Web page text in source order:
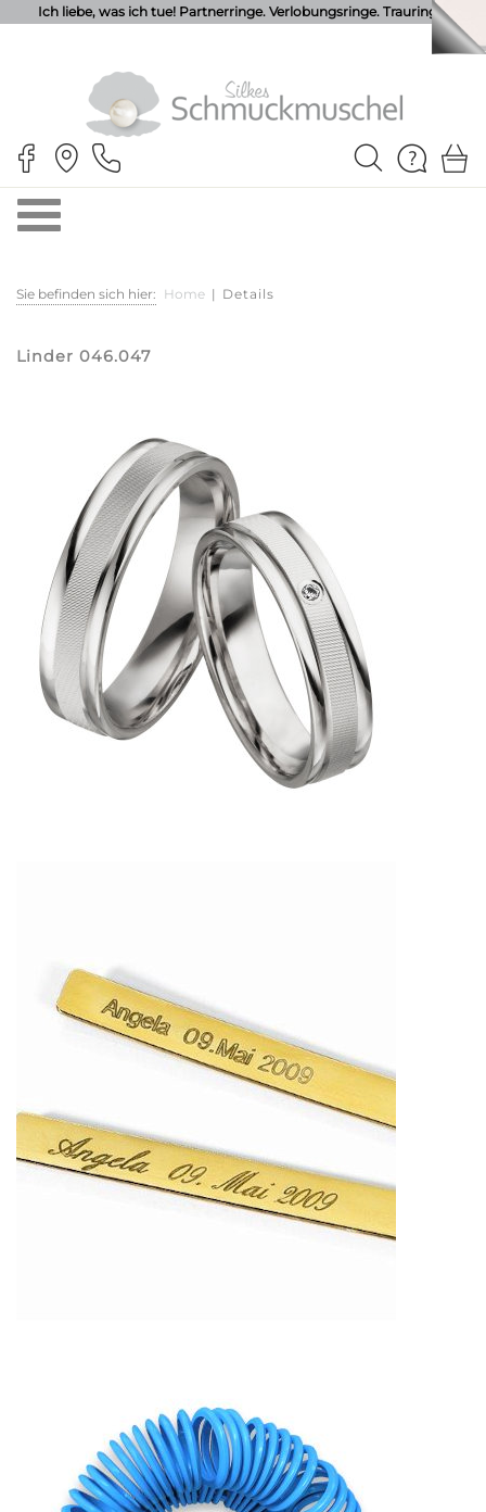
Ich liebe, was ich tue! Partnerringe. Verlobungsringe. Trauringe.
Sie befinden sich hier: Home | Details
Linder 046.047